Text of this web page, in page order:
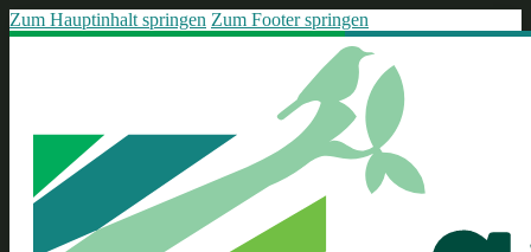
Zum Hauptinhalt springen Zum Footer springen